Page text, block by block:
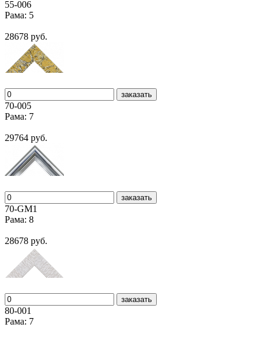
55-006
Рама: 5
28678 руб.
заказать
70-005
Рама: 7
29764 руб.
заказать
70-GM1
Рама: 8
28678 руб.
заказать
80-001
Рама: 7